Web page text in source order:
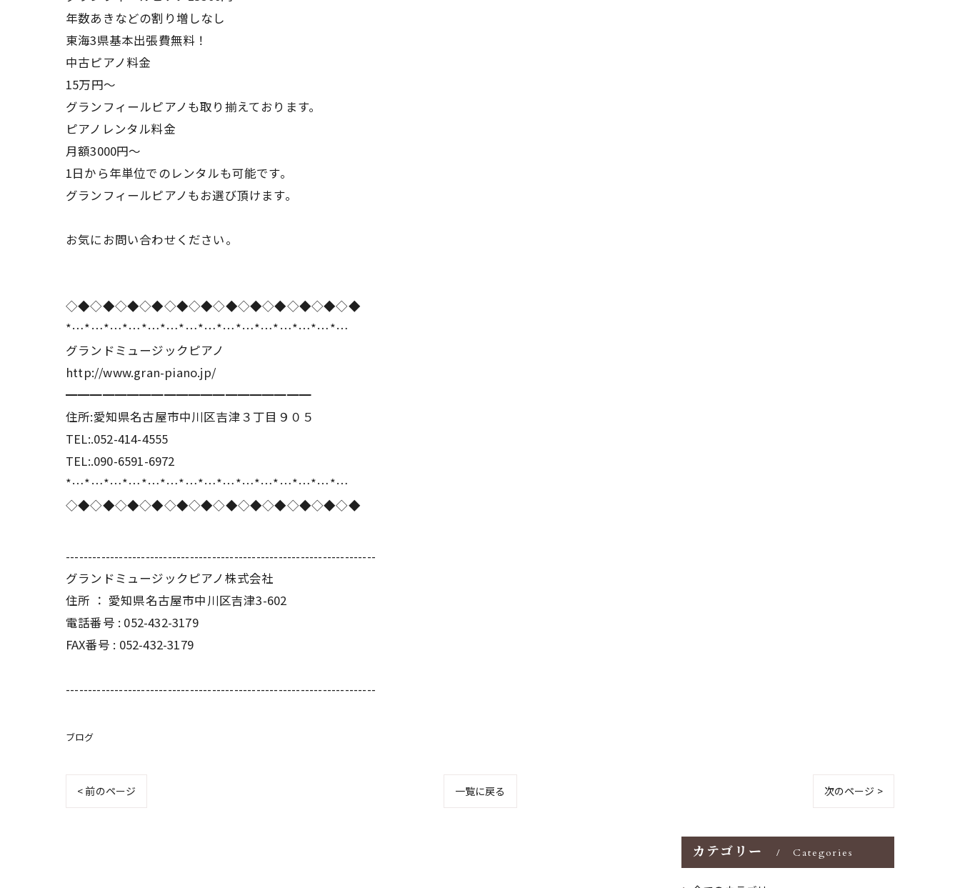
年数あきなどの割り増しなし
東海3県基本出張費無料！
中古ピアノ料金
15万円〜
グランフィールピアノも取り揃えております。
ピアノレンタル料金
月額3000円〜
1日から年単位でのレンタルも可能です。
グランフィールピアノもお選び頂けます。
お気にお問い合わせください。
◇◆◇◆◇◆◇◆◇◆◇◆◇◆◇◆◇◆◇◆◇◆◇◆
*…*…*…*…*…*…*…*…*…*…*…*…*…*…*…
グランドミュージックピアノ
http://www.gran-piano.jp/
━━━━━━━━━━━━━━━━━━━━
住所:愛知県名古屋市中川区吉津３丁目９０５
TEL:.052-414-4555
TEL:.090-6591-6972
*…*…*…*…*…*…*…*…*…*…*…*…*…*…*…
◇◆◇◆◇◆◇◆◇◆◇◆◇◆◇◆◇◆◇◆◇◆◇◆
----------------------------------------------------------------------
グランドミュージックピアノ株式会社
住所 ： 愛知県名古屋市中川区吉津3-602
電話番号 : 052-432-3179
FAX番号 : 052-432-3179
----------------------------------------------------------------------
ブログ
< 前のページ 一覧に戻る 次のページ >
カテゴリー Categories